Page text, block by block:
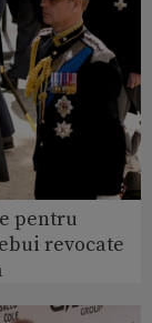
pentru
revocate